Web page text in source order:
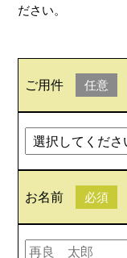
ださい。
ご用件 任意
お名前 必須